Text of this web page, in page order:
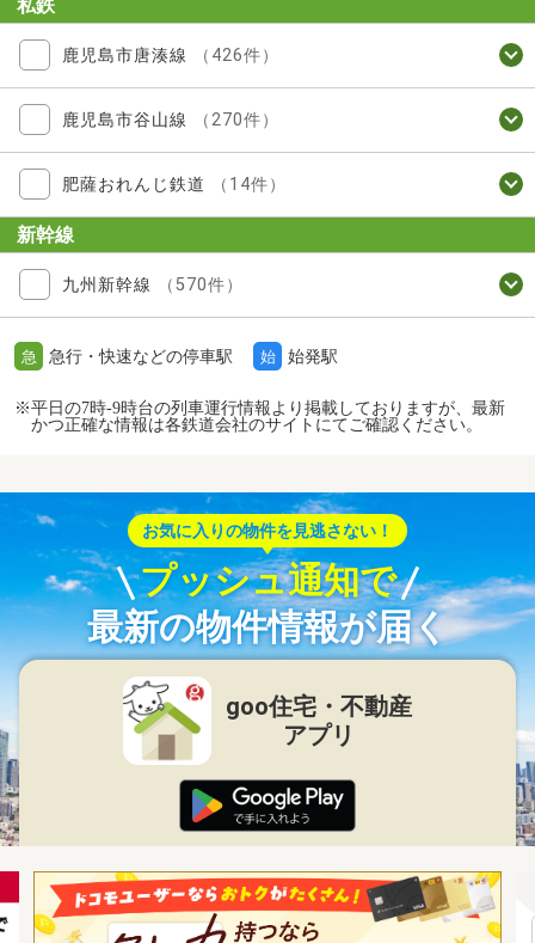
私鉄
鹿児島市唐湊線 （426件）
鹿児島市谷山線 （270件）
肥薩おれんじ鉄道 （14件）
新幹線
九州新幹線 （570件）
急 急行・快速などの停車駅 始 始発駅
※平日の7時-9時台の列車運行情報より掲載しておりますが、最新
かつ正確な情報は各鉄道会社のサイトにてご確認ください。
お気に入りの物件を見逃さない！
プッシュ通知で
最新の物件情報が届く
goo住宅・不動産
アプリ